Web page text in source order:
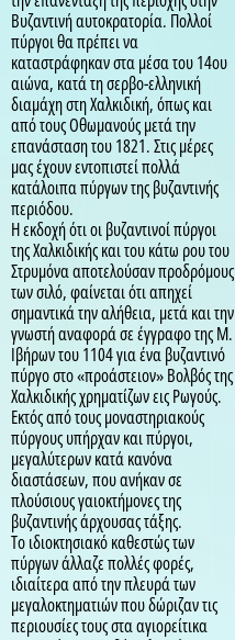
Βυζαντινή αυτοκρατορία. Πολλοί
πύργοι θα πρέπει να
καταστράφηκαν στα μέσα του 14ου
αιώνα, κατά τη σερβο-ελληνική
διαμάχη στη Χαλκιδική, όπως και
από τους Οθωμανούς μετά την
επανάσταση του 1821. Στις μέρες
μας έχουν εντοπιστεί πολλά
κατάλοιπα πύργων της βυζαντινής
περιόδου.
Η εκδοχή ότι οι βυζαντινοί πύργοι
της Χαλκιδικής και του κάτω ρου του
Στρυμόνα αποτελούσαν προδρόμους
των σιλό, φαίνεται ότι απηχεί
σημαντικά την αλήθεια, μετά και την
γνωστή αναφορά σε έγγραφο της Μ.
Ιβήρων του 1104 για ένα βυζαντινό
πύργο στο «προάστειον» Βολβός της
Χαλκιδικής χρηματίζων εις Ρωγούς.
Εκτός από τους μοναστηριακούς
πύργους υπήρχαν και πύργοι,
μεγαλύτερων κατά κανόνα
διαστάσεων, που ανήκαν σε
πλούσιους γαιοκτήμονες της
βυζαντινής άρχουσας τάξης.
Το ιδιοκτησιακό καθεστώς των
πύργων άλλαζε πολλές φορές,
ιδιαίτερα από την πλευρά των
μεγαλοκτηματιών που δώριζαν τις
περιουσίες τους στα αγιορείτικα